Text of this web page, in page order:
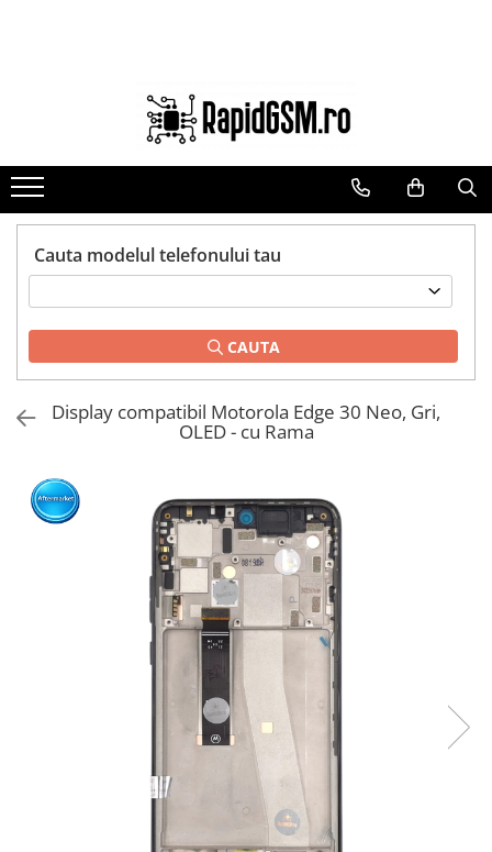
seria J
seria M
seria N(note)
seria S
Ecrane iPhone
Ecrane Huawei / Honor
Ecrane Xiaomi / Redmi
Ecrane Nokia
Ecrane Oppo / Realme
Folie protectie STICLA
Cauta modelul telefonului tau
CAUTA
Display compatibil Motorola Edge 30 Neo, Gri,
OLED - cu Rama